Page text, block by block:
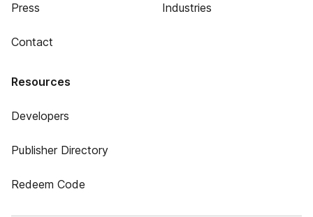
Press
Contact
Industries
Resources
Developers
Publisher Directory
Redeem Code